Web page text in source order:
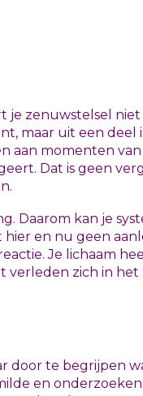
je zenuwstelsel
maar uit een deel
aan momenten
Dat is geen
Daarom kan je
en nu geen
Je lichaam
verleden zich in
door te begrijpen
en